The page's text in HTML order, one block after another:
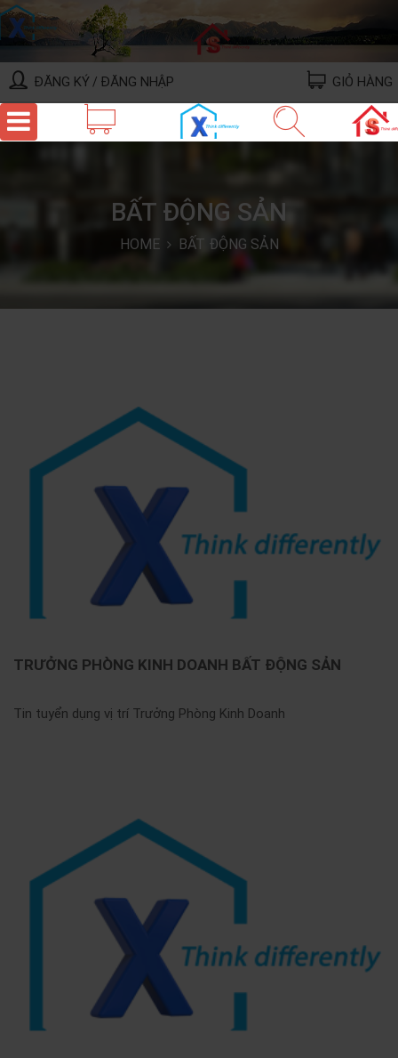
ĐĂNG KÝ / ĐĂNG NHẬP GIỎ HÀNG
BẤT ĐỘNG SẢN
HOME BẤT ĐỘNG SẢN
TRƯỞNG PHÒNG KINH DOANH BẤT ĐỘNG SẢN
Tin tuyển dụng vị trí Trưởng Phòng Kinh Doanh